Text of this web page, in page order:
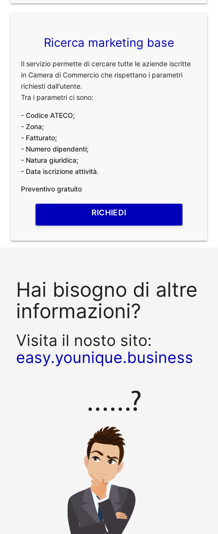
Ricerca marketing base
Il servizio permette di cercare tutte le aziende iscritte
in Camera di Commercio che rispettano i parametri
richiesti dall'utente.
Tra i parametri ci sono:
- Codice ATECO;
- Zona;
- Fatturato;
- Numero dipendenti;
- Natura giuridica;
- Data iscrizione attività.
Preventivo gratuito
RICHIEDI
Hai bisogno di altre
informazioni?
Visita il nosto sito:
easy.younique.business